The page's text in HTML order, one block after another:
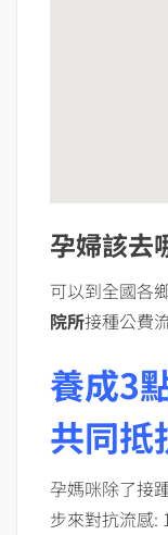
孕婦該去
可以到全國各
院所接種公費
養成3
共同抵
孕媽咪除了接
步來對抗流感: